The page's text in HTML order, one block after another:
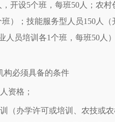
开设5个班，每班50人；农
班）；技能服务型人员150人
人员培训各1个班，每班50人
构必须具备的条件
资格；
（办学许可或培训、农技或